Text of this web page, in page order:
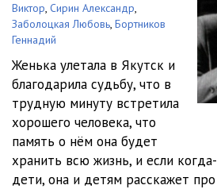
Виктор, Сирин Александр,
Заболоцкая Любовь, Бортников
Геннадий
Женька улетала в Якутск и
благодарила судьбу, что в
трудную минуту встретила
хорошего человека, что
память о нём она будет
хранить всю жизнь, и если
дети, она и детям расскажет